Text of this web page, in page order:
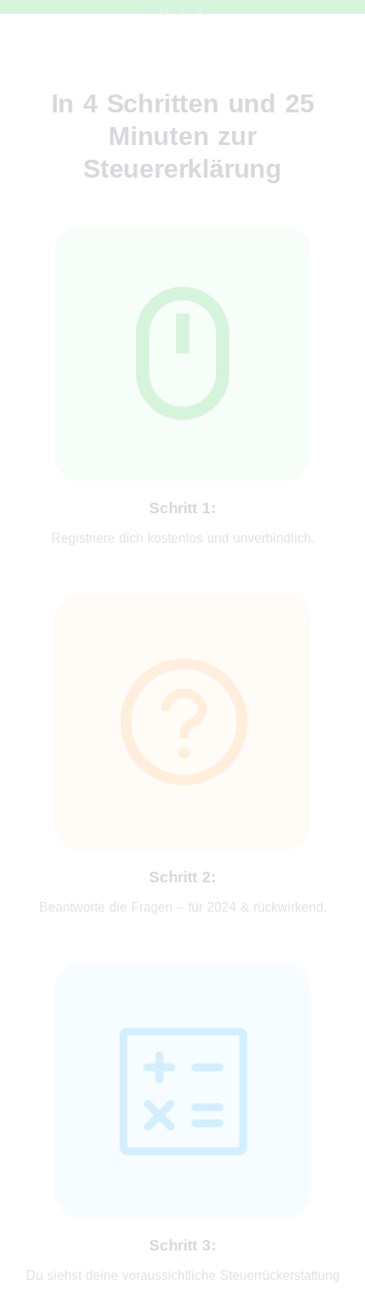
In 4 Schritten und 25
Minuten zur
Steuererklärung
Schritt 1:
Registriere dich kostenlos und unverbindlich.
Schritt 2:
Beantworte die Fragen – für 2024 & rückwirkend.
Schritt 3:
Du siehst deine voraussichtliche Steuerrückerstattung